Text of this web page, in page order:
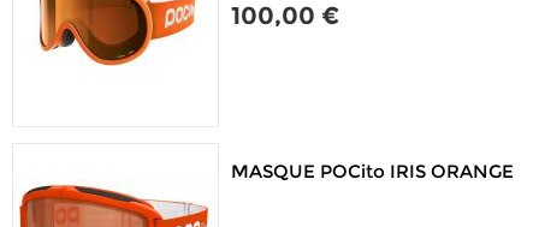
100,00 €
MASQUE POCito IRIS ORANGE